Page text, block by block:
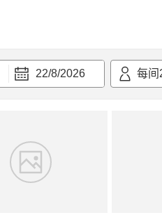
22/8/2026 每间